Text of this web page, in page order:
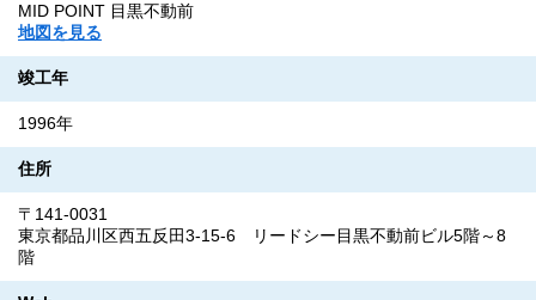
MID POINT 目黒不動前
地図を見る
竣工年
1996年
住所
〒141-0031
東京都品川区西五反田3-15-6 リードシー目黒不動前ビル5階～8
階